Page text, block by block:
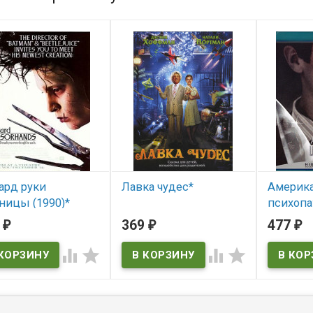
руки
(1990)*
₽
 
Лавка чудес*
369₽
  В
American
477 ₽